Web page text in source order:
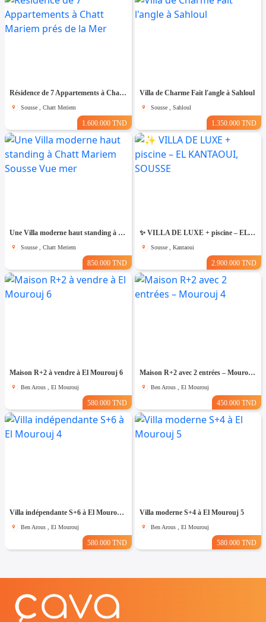
Résidence de 7 Appartements à Chatt Mariem prés de la Mer
Sousse , Chatt Meriem
1.600.000 TND
Villa de Charme Fait l'angle à Sahloul
Sousse , Sahloul
1.350.000 TND
Une Villa moderne haut standing à Chatt Mariem Sousse Vue mer
Sousse , Chatt Meriem
850.000 TND
​✨ VILLA DE LUXE + piscine – EL KANTAOUI, SOUSSE
Sousse , Kantaoui
2.900.000 TND
Maison R+2 à vendre à El Mourouj 6
Ben Arous , El Mourouj
580.000 TND
Maison R+2 avec 2 entrées – Mourouj 4
Ben Arous , El Mourouj
450.000 TND
Villa indépendante S+6 à El Mourouj 4
Ben Arous , El Mourouj
580.000 TND
Villa moderne S+4 à El Mourouj 5
Ben Arous , El Mourouj
580.000 TND